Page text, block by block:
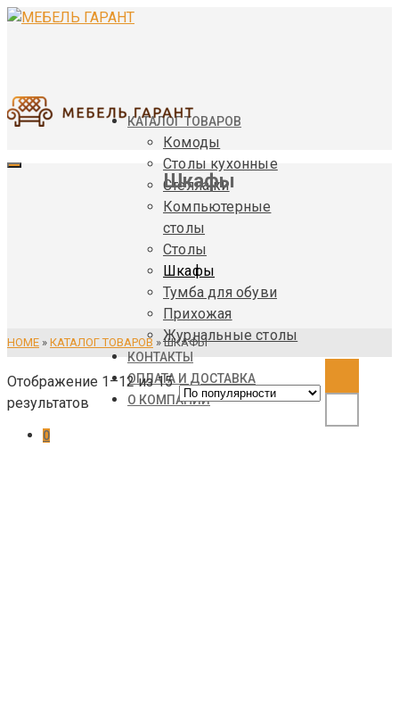
КАТАЛОГ ТОВАРОВ
Комоды
Столы кухонные
Стеллажи
Компьютерные
столы
Столы
Шкафы
Тумба для обуви
Прихожая
Журнальные столы
КОНТАКТЫ
ОПЛАТА И ДОСТАВКА
О КОМПАНИИ
0
Шкафы
HOME » КАТАЛОГ ТОВАРОВ » ШКАФЫ
Отображение 1–12 из 15
результатов